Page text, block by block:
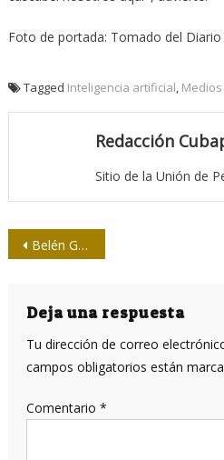
Foto de portada: Tomado del Diario
Tagged Inteligencia artificial
Redacción
Sitio de la Unión de
Navegación
entradas
Belén Gopegui: “Me interesa la autoayuda como síntoma”
Deja una respuesta
Tu dirección de correo
campos obligatorios están
Comentario *